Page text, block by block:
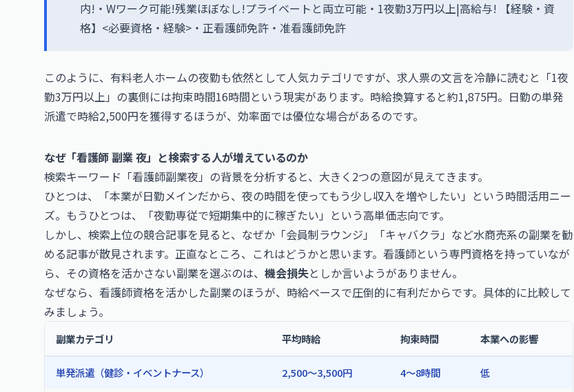
内!・Wワーク可能!残業ほぼなし!プライベートと両立可能・1夜勤3万円以上|高給与! 【経験・資
格】<必要資格・経験>・正看護師免許・准看護師免許
このように、有料老人ホームの夜勤も依然として人気カテゴリですが、求人票の文言を冷静に読むと「1夜
勤3万円以上」の裏側には拘束時間16時間という現実があります。時給換算すると約1,875円。日勤の単発
派遣で時給2,500円を獲得するほうが、効率面では優位な場合があるのです。
なぜ「看護師 副業 夜」と検索する人が増えているのか
検索キーワード「看護師副業夜」の背景を分析すると、大きく2つの意図が見えてきます。
ひとつは、「本業が日勤メインだから、夜の時間を使ってもう少し収入を増やしたい」という時間活用ニー
ズ。もうひとつは、「夜勤専従で短期集中的に稼ぎたい」という高単価志向です。
しかし、検索上位の競合記事を見ると、なぜか「会員制ラウンジ」「キャバクラ」など水商売系の副業を勧
める記事が散見されます。正直なところ、これはどうかと思います。看護師という専門資格を持っていなが
ら、その資格を活かさない副業を選ぶのは、 機会損失としか言いようがありません。
なぜなら、看護師資格を活かした副業のほうが、時給ベースで圧倒的に有利だからです。具体的に比較して
みましょう。
副業カテゴリ 平均時給 拘束時間 本業への影響
単発派遣（健診・イベントナース） 2,500〜3,500円 4〜8時間 低